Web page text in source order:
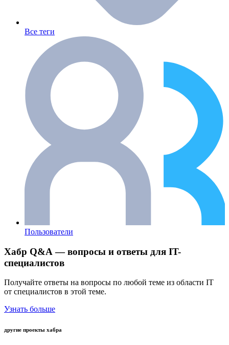
Все теги
Пользователи
Хабр Q&A — вопросы и ответы для IT-
специалистов
Получайте ответы на вопросы по любой теме из области IT
от специалистов в этой теме.
Узнать больше
другие проекты хабра